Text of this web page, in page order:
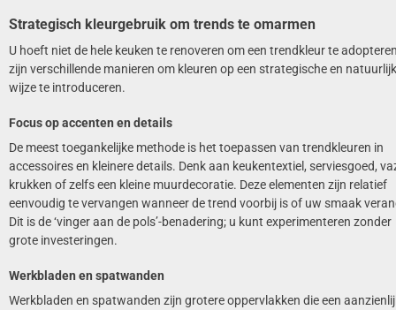
Strategisch kleurgebruik om trends te omarmen
U hoeft niet de hele keuken te renoveren om een trendkleur te
zijn verschillende manieren om kleuren op een strategische en
wijze te introduceren.
Focus op accenten en details
De meest toegankelijke methode is het toepassen van trendkleuren in
accessoires en kleinere details. Denk aan keukentextiel, serviesgoed,
krukken of zelfs een kleine muurdecoratie. Deze elementen zijn relatief
eenvoudig te vervangen wanneer de trend voorbij is of uw smaak
Dit is de ‘vinger aan de pols’-benadering; u kunt experimenteren zonder
grote investeringen.
Werkbladen en spatwanden
Werkbladen en spatwanden zijn grotere oppervlakken die een